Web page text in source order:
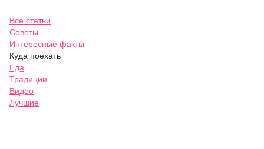
Все статьи
Советы
Интересные факты
Куда поехать
Еда
Традиции
Видео
Лучшие